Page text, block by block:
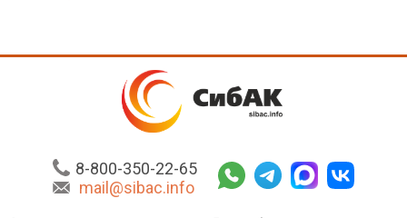
8-800-350-22-65
mail@sibac.info